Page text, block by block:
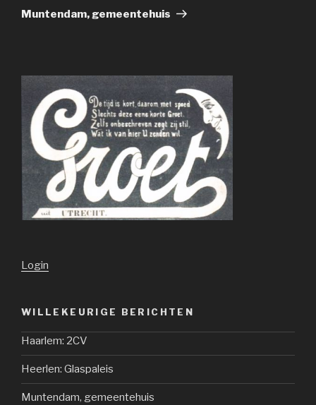
bericht
Muntendam, gemeentehuis
Login
WILLEKEURIGE BERICHTEN
Haarlem: 2CV
Heerlen: Glaspaleis
Muntendam, gemeentehuis